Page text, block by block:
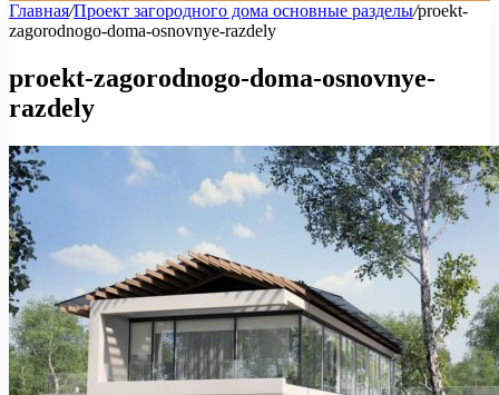
Главная/Проект загородного дома основные разделы/proekt-
zagorodnogo-doma-osnovnye-razdely
proekt-zagorodnogo-doma-osnovnye-
razdely